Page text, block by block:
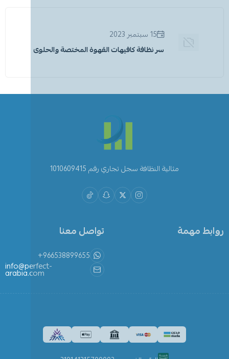
15 سبتمبر 2023
سر نظافة كافيهات القهوة المختصة والحلوى
مثالية النظافة سجل تجاري رقم 1010609415
روابط مهمة تواصل معنا
+966538899655
info@perfect-
arabia.com